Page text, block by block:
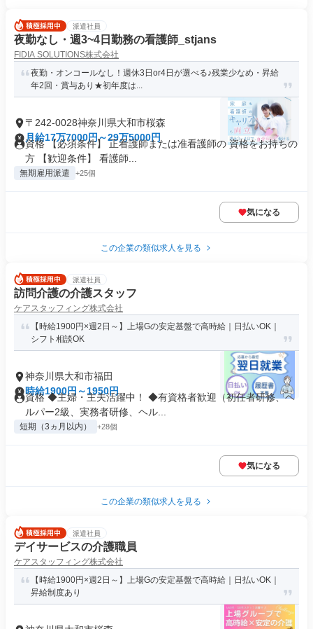
派遣社員
夜勤なし・週3~4日勤務の看護師_stjans
FIDIA SOLUTIONS株式会社
夜勤・オンコールなし！週休3日or4日が選べる♪残業少なめ・昇給
年2回・賞与あり★初年度は...
〒242-0028神奈川県大和市桜森
月給17万7000円～29万5000円
資格 【必須条件】 正看護師または准看護師の 資格をお持ちの
方 【歓迎条件】 看護師...
無期雇用派遣 +25個
気になる
この企業の類似求人を見る
派遣社員
訪問介護の介護スタッフ
ケアスタッフィング株式会社
【時給1900円×週2日～】上場Gの安定基盤で高時給｜日払いOK｜
シフト相談OK
神奈川県大和市福田
時給1900円～1950円
資格 ◆主婦・主夫活躍中！ ◆有資格者歓迎（初任者研修、ヘ
ルパー2級、実務者研修、ヘル...
短期（3ヵ月以内） +28個
気になる
この企業の類似求人を見る
派遣社員
デイサービスの介護職員
ケアスタッフィング株式会社
【時給1900円×週2日～】上場Gの安定基盤で高時給｜日払いOK｜
昇給制度あり